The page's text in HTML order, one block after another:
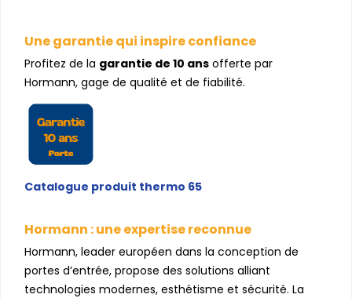
Une garantie qui inspire confiance
Profitez de la garantie de 10 ans offerte par
Hormann, gage de qualité et de fiabilité.
Catalogue produit thermo 65
Hormann : une expertise reconnue
Hormann, leader européen dans la conception de
portes d’entrée, propose des solutions alliant
technologies modernes, esthétisme et sécurité. La